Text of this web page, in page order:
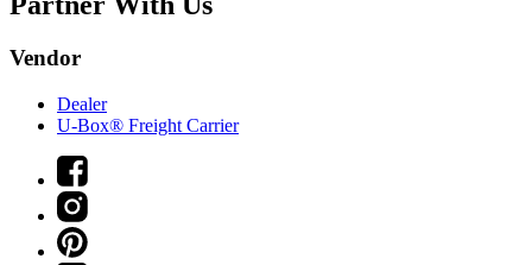
Vendor
Dealer
U-Box® Freight Carrier